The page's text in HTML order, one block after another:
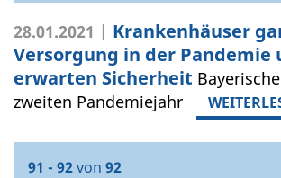
28.01.2021 | Krankenhäuser
Versorgung in der Pandemie
erwarten Sicherheit
zweiten Pandemiejahr
91 - 92von 92